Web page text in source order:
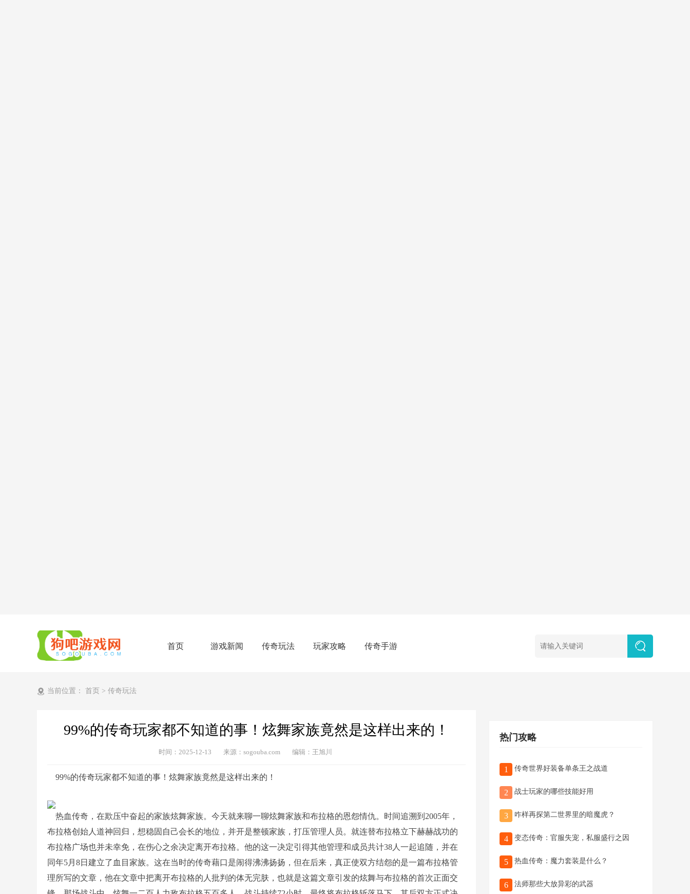
首页 游戏新闻 传奇玩法 玩家攻略 传奇手游
当前位置： 首页 > 传奇玩法
99%的传奇玩家都不知道的事！炫舞家族竟然是这样出来的！
时间：2025-12-13 来源：sogouba.com 编辑：王旭川
99%的传奇玩家都不知道的事！炫舞家族竟然是这样出来的！
热血传奇，在欺压中奋起的家族炫舞家族。今天就来聊一聊炫舞家族和布拉格的恩怨情仇。时间追溯到2005年，
布拉格创始人道神回归，想稳固自己会长的地位，并开是整顿家族，打压管理人员。就连替布拉格立下赫赫战功的
布拉格广场也并未幸免，在伤心之余决定离开布拉格。他的这一决定引得其他管理和成员共计38人一起追随，并在
同年5月8日建立了血目家族。这在当时的传奇藉口是闹得沸沸扬扬，但在后来，真正使双方结怨的是一篇布拉格管
理所写的文章，他在文章中把离开布拉格的人批判的体无完肤，也就是这篇文章引发的炫舞与布拉格的首次正面交
热门攻略
1 传奇世界好装备单条王之战道
2 战士玩家的哪些技能好用
3 咋样再探第二世界里的暗魔虎？
4 变态传奇：官服失宠，私服盛行之因
5 热血传奇：魔力套装是什么？
6 法师那些大放异彩的武器